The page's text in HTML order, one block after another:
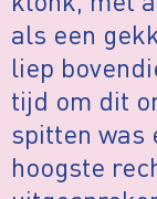
als een
liep
tijd om dit
spitten was
hoogste